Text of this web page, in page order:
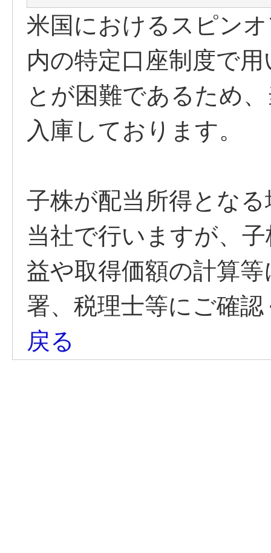
米国におけるスピン
内の特定口座制度で
とが困難であるため
入庫しております。
子株が配当所得とな
当社で行いますが、
益や取得価額の計算
署、税理士等にご確
戻る